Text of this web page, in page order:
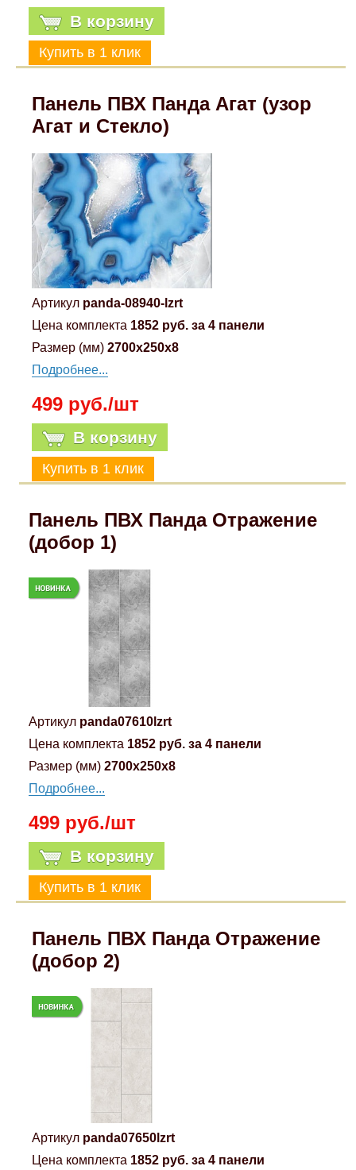
В корзину
Панель ПВХ Панда Агат (узор
Агат и Стекло)
Артикул panda-08940-lzrt
Цена комплекта 1852 руб. за 4 панели
Размер (мм) 2700x250x8
Подробнее...
499 руб./шт
В корзину
Панель ПВХ Панда Отражение
(добор 1)
Артикул panda07610lzrt
Цена комплекта 1852 руб. за 4 панели
Размер (мм) 2700x250x8
Подробнее...
499 руб./шт
В корзину
Панель ПВХ Панда Отражение
(добор 2)
Артикул panda07650lzrt
Цена комплекта 1852 руб. за 4 панели